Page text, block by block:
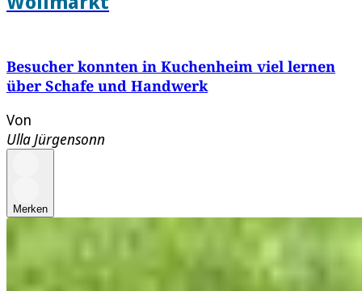
Besucher konnten in Kuchenheim viel lernen
über Schafe und Handwerk
Von
Ulla Jürgensonn
Merken